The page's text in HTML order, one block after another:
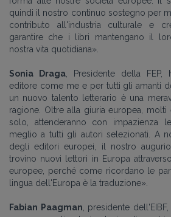
quindi il nostro continuo sostegno per
contributo all'industria culturale e
garantire che i libri mantengano il
nostra vita quotidiana».
Sonia Draga , Presidente della FEP,
editore come me e per tutti gli amanti
un nuovo talento letterario è una
ragione. Oltre alla giuria europea,
solo, attenderanno con impazienza
meglio a tutti gli autori selezionati. A
degli editori europei, il nostro
trovino nuovi lettori in Europa
europee, perché come ricordano le
lingua dell'Europa è la traduzione».
Fabian Paagman , presidente